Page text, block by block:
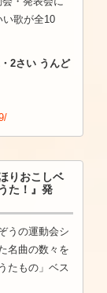
い歌が全10
2さい うんど
りおこしベ
た！』発
うの運動会シ
名曲の数々を
たもの」ベス